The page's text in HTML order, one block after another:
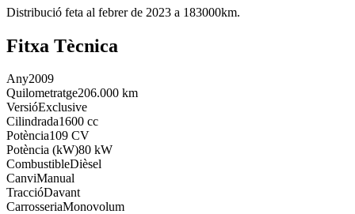
Distribució feta al febrer de 2023 a 183000km.
Fitxa Tècnica
Any2009
Quilometratge206.000 km
VersióExclusive
Cilindrada1600 cc
Potència109 CV
Potència (kW)80 kW
CombustibleDièsel
CanviManual
TraccióDavant
CarrosseriaMonovolum